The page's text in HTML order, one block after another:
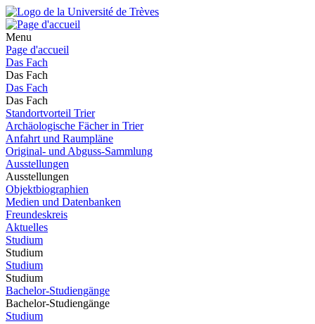
Menu
Page d'accueil
Das Fach
Das Fach
Das Fach
Das Fach
Standortvorteil Trier
Archäologische Fächer in Trier
Anfahrt und Raumpläne
Original- und Abguss-Sammlung
Ausstellungen
Ausstellungen
Objektbiographien
Medien und Datenbanken
Freundeskreis
Aktuelles
Studium
Studium
Studium
Studium
Bachelor-Studiengänge
Bachelor-Studiengänge
Studium